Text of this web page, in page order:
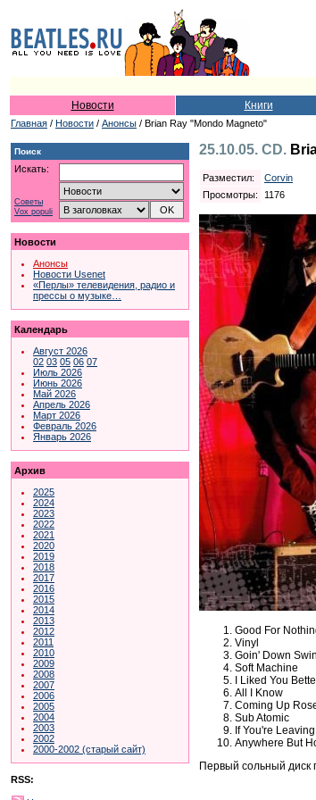
Новости Книги
Главная / Новости / Анонсы / Brian Ray "Mondo Magneto"
Поиск
Искать:
Советы
Vox populi
Новости
Анонсы
Новости Usenet
«Перлы» телевидения, радио и
прессы о музыке…
Календарь
Август 2026
02 03 05 06 07
Июль 2026
Июнь 2026
Май 2026
Апрель 2026
Март 2026
Февраль 2026
Январь 2026
Архив
2025
2024
2023
2022
2021
2020
2019
2018
2017
2016
2015
2014
2013
2012
2011
2010
2009
2008
2007
2006
2005
2004
2003
2002
2000-2002 (старый сайт)
RSS:
25.10.05. CD.
Разместил:
Corvin
Просмотры:
1176
Good For
Vinyl
Goin' Down
Soft Machine
I Liked You
All I Know
Coming Up
Sub Atomic
If You're
Anywhere But
Первый сольный диск